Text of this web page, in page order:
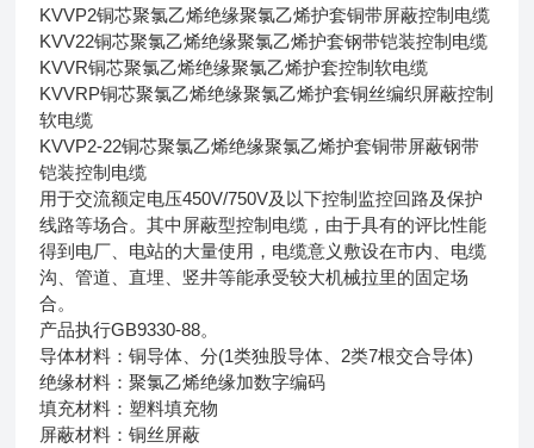
KVVP2铜芯聚氯乙烯绝缘聚氯乙烯护套铜带屏蔽控制电缆
KVV22铜芯聚氯乙烯绝缘聚氯乙烯护套钢带铠装控制电缆
KVVR铜芯聚氯乙烯绝缘聚氯乙烯护套控制软电缆
KVVRP铜芯聚氯乙烯绝缘聚氯乙烯护套铜丝编织屏蔽控制
软电缆
KVVP2-22铜芯聚氯乙烯绝缘聚氯乙烯护套铜带屏蔽钢带
铠装控制电缆
用于交流额定电压450V/750V及以下控制监控回路及保护
线路等场合。其中屏蔽型控制电缆，由于具有的评比性能
得到电厂、电站的大量使用，电缆意义敷设在市内、电缆
沟、管道、直埋、竖井等能承受较大机械拉里的固定场
合。
产品执行GB9330-88。
导体材料：铜导体、分(1类独股导体、2类7根交合导体)
绝缘材料：聚氯乙烯绝缘加数字编码
填充材料：塑料填充物
屏蔽材料：铜丝屏蔽